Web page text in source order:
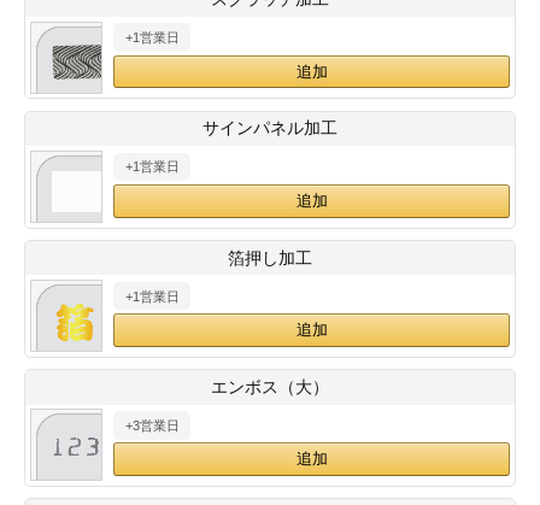
印刷
印刷
フォルダー
ファイル印刷
ァイル印刷
印刷
刷
名刺印刷
印刷
ムカード印刷
フォルダー
+1営業日
サインパネル加工
+1営業日
箔押し加工
+1営業日
エンボス（大）
+3営業日